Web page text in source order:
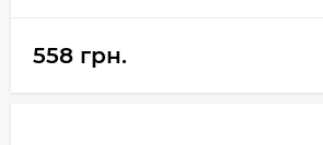
558 грн.